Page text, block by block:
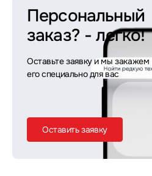
Персональный
заказ? - легко!
Оставьте заявку и мы закажем
его специально для вас
Оставить заявку